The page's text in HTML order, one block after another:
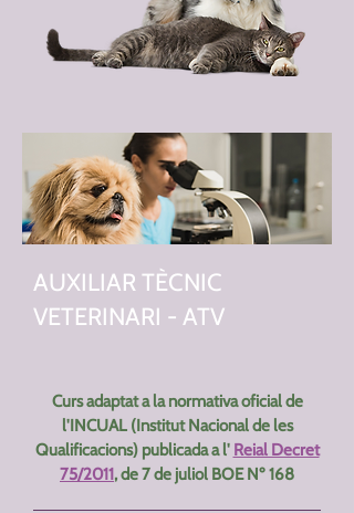
AUXILIAR TÈCNIC
VETERINARI - ATV
Curs adaptat a la normativa oficial de
l'INCUAL (Institut Nacional de les
Qualificacions) publicada a l' Reial Decret
75/2011, de 7 de juliol BOE Nº 168